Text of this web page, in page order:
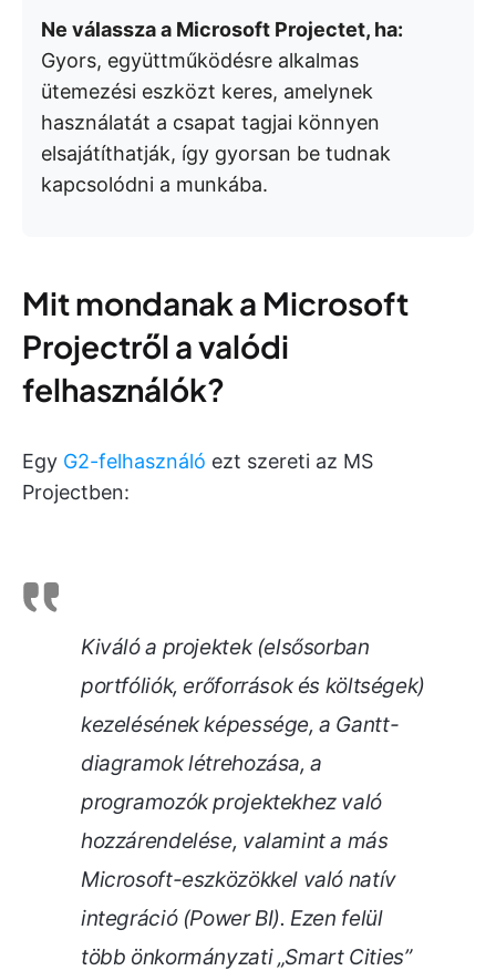
Ne válassza a Microsoft Projectet, ha:
Gyors, együttműködésre alkalmas
ütemezési eszközt keres, amelynek
használatát a csapat tagjai könnyen
elsajátíthatják, így gyorsan be tudnak
kapcsolódni a munkába.
Mit mondanak a Microsoft
Projectről a valódi
felhasználók?
Egy G2-felhasználó ezt szereti az MS
Projectben:
Kiváló a projektek (elsősorban
portfóliók, erőforrások és költségek)
kezelésének képessége, a Gantt-
diagramok létrehozása, a
programozók projektekhez való
hozzárendelése, valamint a más
Microsoft-eszközökkel való natív
integráció (Power BI). Ezen felül
több önkormányzati „Smart Cities”